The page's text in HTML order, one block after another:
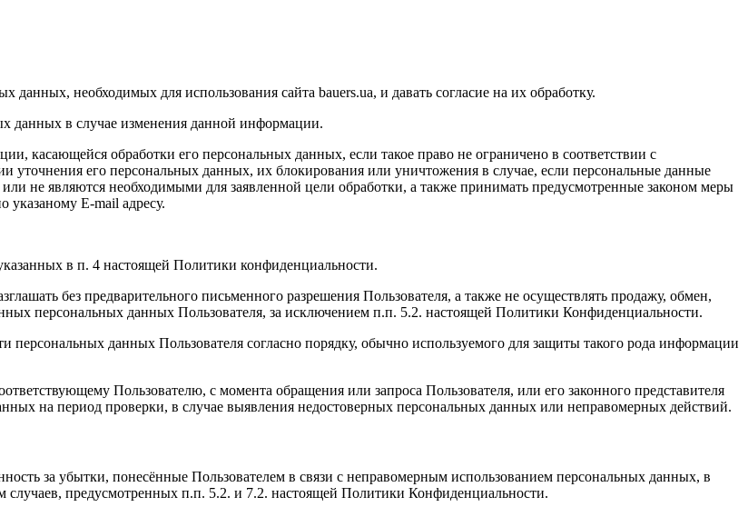
необходимых для использования сайта bauers.ua, и давать согласие на их обработку.
данных в случае изменения данной информации.
касающейся обработки его персональных данных, если такое право не ограничено в соответствии с
уточнения его персональных данных, их блокирования или уничтожения в случае, если персональные данные
не являются необходимыми для заявленной цели обработки, а также принимать предусмотренные законом меры
указаному E-mail адресу.
в п. 4 настоящей Политики конфиденциальности.
без предварительного письменного разрешения Пользователя, а также не осуществлять продажу, обмен,
персональных данных Пользователя, за исключением п.п. 5.2. настоящей Политики Конфиденциальности.
данных Пользователя согласно порядку, обычно используемого для защиты такого рода информации
Пользователю, с момента обращения или запроса Пользователя, или его законного представителя
на период проверки, в случае выявления недостоверных персональных данных или неправомерных действий.
за убытки, понесённые Пользователем в связи с неправомерным использованием персональных данных, в
случаев, предусмотренных п.п. 5.2. и 7.2. настоящей Политики Конфиденциальности.